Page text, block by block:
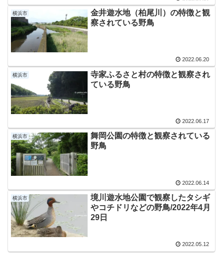
横浜市
金井遊水地（柏尾川）の特徴と観
察されている野鳥
2022.06.20
横浜市
寺家ふるさと村の特徴と観察され
ている野鳥
2022.06.17
横浜市
舞岡公園の特徴と観察されている
野鳥
2022.06.14
横浜市
境川遊水地公園で観察したタシギ
やコチドリなどの野鳥/2022年4月
29日
2022.05.12